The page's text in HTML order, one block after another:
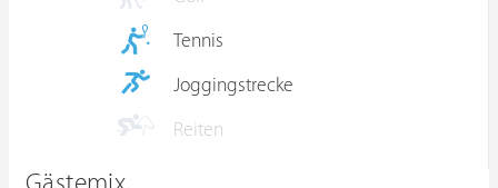
Tennis
Joggingstrecke
Reiten